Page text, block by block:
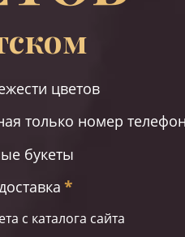
цветов
только номер
букеты
*
с каталога сайта